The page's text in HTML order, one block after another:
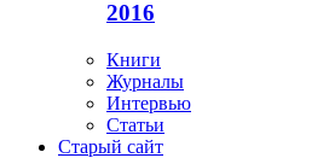
2016
Книги
Журналы
Интервью
Статьи
Старый сайт